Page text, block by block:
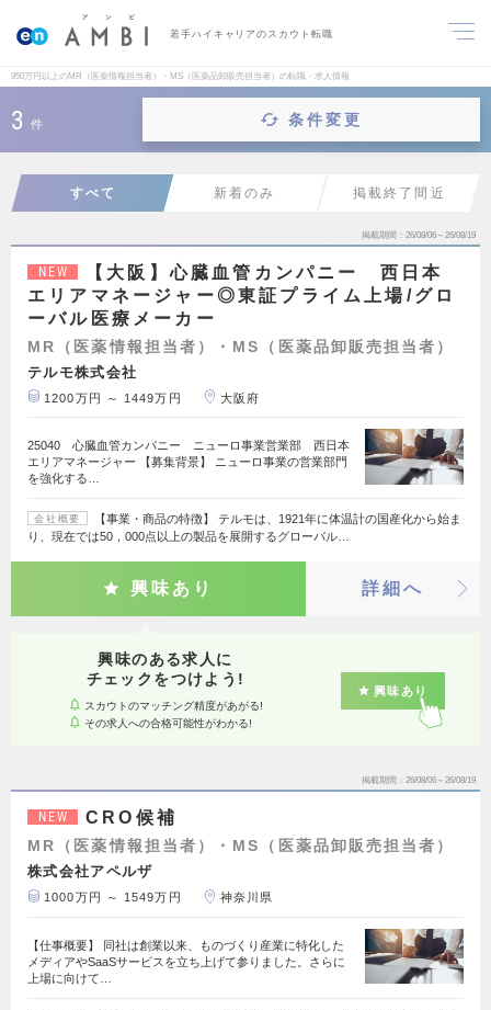
若手ハイキャリアのスカウト転職
950万円以上のMR（医薬情報担当者）・MS（医薬品卸販売担当者）の転職・求人情報
3 件 条件変更
すべて 新着のみ 掲載終了間近
掲載期間 26/08/06～26/08/19
NEW
【大阪】心臓血管カンパニー 西日本
エリアマネージャー◎東証プライム上場/グロ
ーバル医療メーカー
MR（医薬情報担当者）・MS（医薬品卸販売担当者）
テルモ株式会社
1200万円 ～ 1449万円 大阪府
25040 心臓血管カンパニー ニューロ事業営業部 西日本
エリアマネージャー 【募集背景】 ニューロ事業の営業部門
を強化する…
会社概要
【事業・商品の特徴】 テルモは、1921年に体温計の国産化から始ま
り、現在では50，000点以上の製品を展開するグローバル…
興味あり 詳細へ
興味のある求人に
チェックをつけよう!
スカウトのマッチング精度があがる!
その求人への合格可能性がわかる!
興味あり
掲載期間 26/08/06～26/08/19
NEW CRO候補
MR（医薬情報担当者）・MS（医薬品卸販売担当者）
株式会社アペルザ
1000万円 ～ 1549万円 神奈川県
【仕事概要】 同社は創業以来、ものづくり産業に特化した
メディアやSaaSサービスを立ち上げて参りました。さらに
上場に向けて…